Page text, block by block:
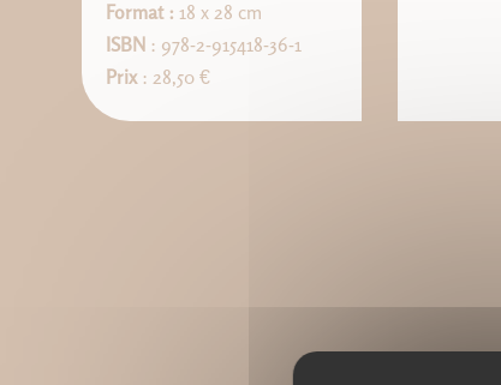
Format : 18 x 28 cm
ISBN : 978-2-915418-36-1
Prix: 28,50 €